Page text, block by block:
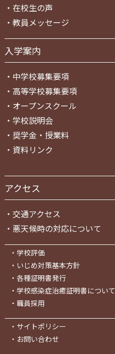
・ 在校生の声
・ 教員メッセージ
入学案内
・ 中学校募集要項
・ 高等学校募集要項
・ オープンスクール
・ 学校説明会
・ 奨学金・授業料
・ 資料リンク
アクセス
・ 交通アクセス
・ 悪天候時の対応について
・ 学校評価
・ いじめ対策基本方針
・ 各種証明書発行
・ 学校感染症治癒証明書について
・ 職員採用
・ サイトポリシー
・ お問い合わせ